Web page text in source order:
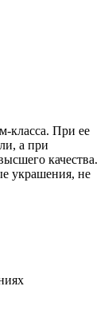
класса. При ее
а при
качества.
украшения, не